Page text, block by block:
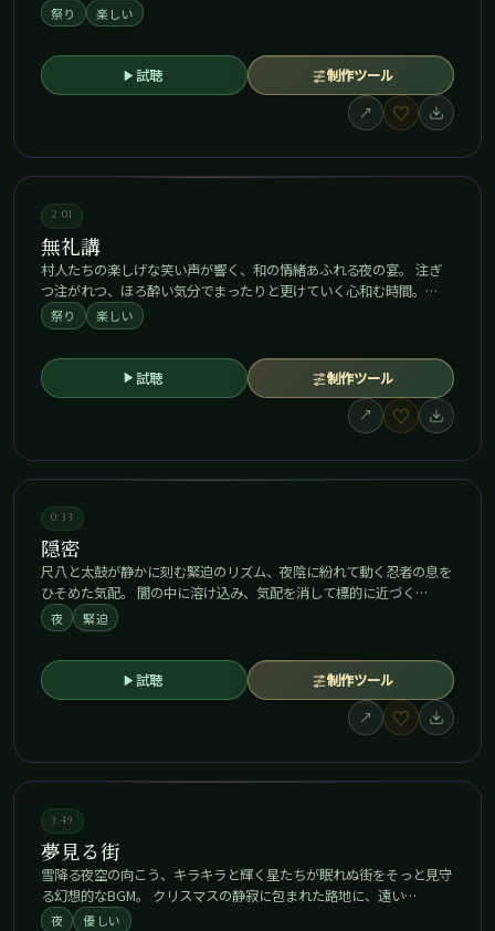
祭り 楽しい
試聴
制作ツール
↗
♡
2:01
無礼講
村人たちの楽しげな笑い声が響く、和の情緒あふれる夜の宴。 注ぎ
つ注がれつ、ほろ酔い気分でまったりと更けていく心和む時間。…
祭り 楽しい
試聴
制作ツール
↗
♡
0:33
隠密
尺八と太鼓が静かに刻む緊迫のリズム、夜陰に紛れて動く忍者の息を
ひそめた気配。 闇の中に溶け込み、気配を消して標的に近づく…
夜 緊迫
試聴
制作ツール
↗
♡
3:49
夢見る街
雪降る夜空の向こう、キラキラと輝く星たちが眠れぬ街をそっと見守
る幻想的なBGM。 クリスマスの静寂に包まれた路地に、遠い…
夜 優しい